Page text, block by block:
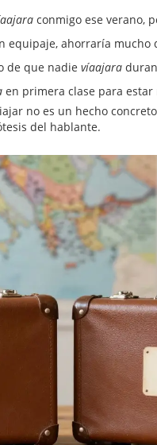
conmigo ese verano,
equipaje, ahorraría mucho
de que nadie víaajara
en primera clase para estar
no es un hecho
del hablante.